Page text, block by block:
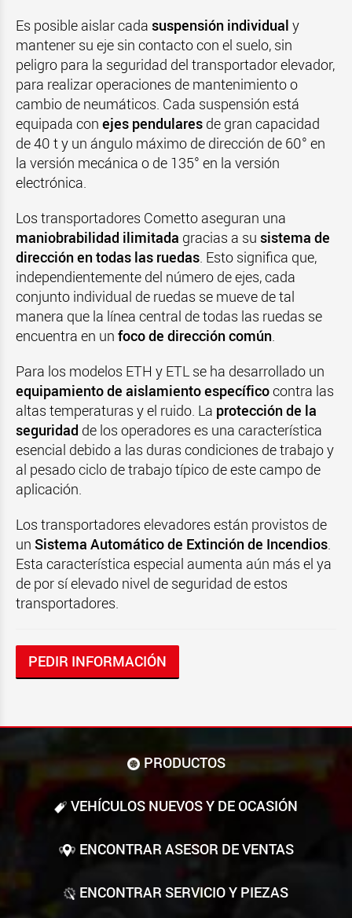
Es posible aislar cada suspensión individual y
mantener su eje sin contacto con el suelo, sin
peligro para la seguridad del transportador elevador,
para realizar operaciones de mantenimiento o
cambio de neumáticos. Cada suspensión está
equipada con ejes pendulares de gran capacidad
de 40 t y un ángulo máximo de dirección de 60° en
la versión mecánica o de 135° en la versión
electrónica.
Los transportadores Cometto aseguran una
maniobrabilidad ilimitada gracias a su sistema de
dirección en todas las ruedas . Esto significa que,
independientemente del número de ejes, cada
conjunto individual de ruedas se mueve de tal
manera que la línea central de todas las ruedas se
encuentra en un foco de dirección común
Para los modelos ETH y ETL se ha desarrollado un
equipamiento de aislamiento específicocontra las
altas temperaturas y el ruido. La protección de la
seguridad de los operadores es una característica
esencial debido a las duras condiciones de trabajo y
al pesado ciclo de trabajo típico de este campo de
aplicación.
Los transportadores elevadores están provistos de
un Sistema Automático de Extinción de Incendios
Esta característica especial aumenta aún más el ya
de por sí elevado nivel de seguridad de estos
transportadores.
PEDIR INFORMACIÓN
PRODUCTOS
VEHÍCULOS NUEVOS Y DE OCASIÓN
ENCONTRAR ASESOR DE VENTAS
ENCONTRAR SERVICIO Y PIEZAS